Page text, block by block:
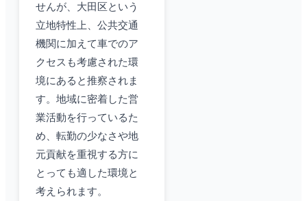
せんが、大田区という
立地特性上、公共交通
機関に加えて車でのア
クセスも考慮された環
境にあると推察されま
す。地域に密着した営
業活動を行っているた
め、転勤の少なさや地
元貢献を重視する方に
とっても適した環境と
考えられます。